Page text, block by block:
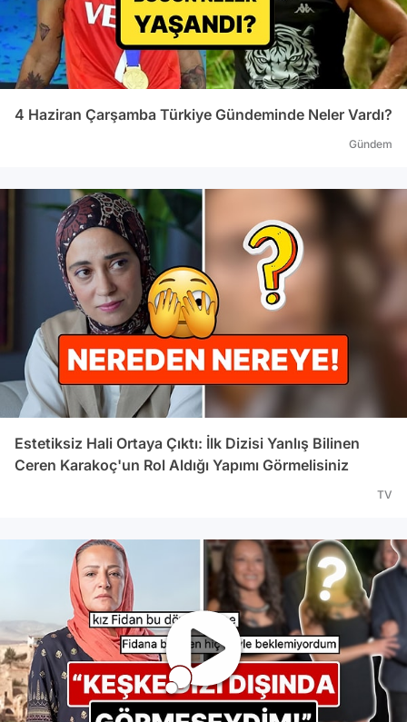
4 Haziran Çarşamba Türkiye Gündeminde Neler Vardı?
Gündem
Estetiksiz Hali Ortaya Çıktı: İlk Dizisi Yanlış Bilinen
Ceren Karakoç'un Rol Aldığı Yapımı Görmelisiniz
TV